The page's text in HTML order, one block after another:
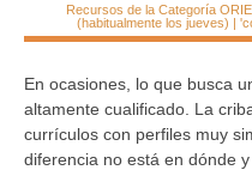
Recursos de la Categoría
(habitualmente los jueves) |
En ocasiones, lo que busca
altamente cualificado. La
currículos con perfiles muy
diferencia no está en dónde